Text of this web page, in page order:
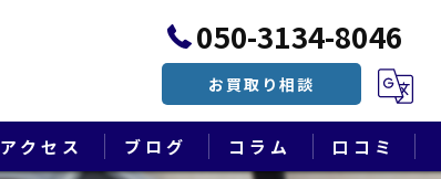
050-3134-8046
お買取り相談
アクセス ブログ コラム 口コミ